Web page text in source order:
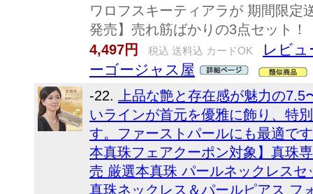
ワロフスキーティアラが 期間限定
発売】売れ筋ばかりの3点セット！
4,497円
税込 送料込 カードOK
レビュ
ーゴージャス屋
-22.
上品な艶と存在感が魅力の
いラインが首元を優雅に飾り、特
す。ファーストパールにも最適で
本真珠フェアクーポン対象】真珠
売 厳選本真珠 パールネックレス
真珠ネックレス＆パールピアス フ